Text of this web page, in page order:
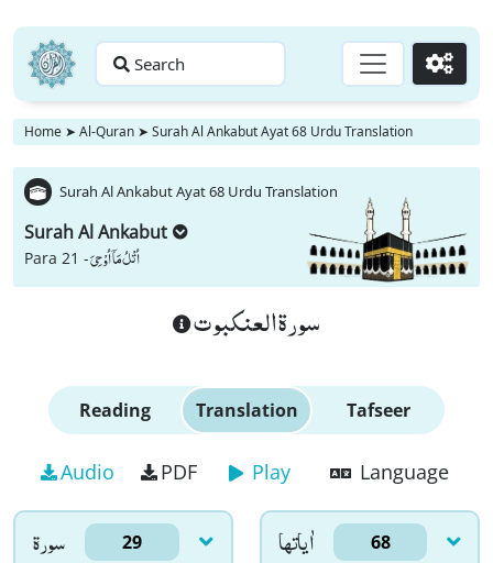
Search Go
Home ➤ Al-Quran ➤ Surah Al Ankabut Ayat 68 Urdu Translation
Surah Al Ankabut Ayat 68 Urdu Translation
Surah Al Ankabut
Para 21 -اُتْلُ مَاۤ اُوْحِیَ
سورة العنكبوت
Reading Translation Tafseer
Audio PDF Play Language
سورۃ 29 اٰياتها 68